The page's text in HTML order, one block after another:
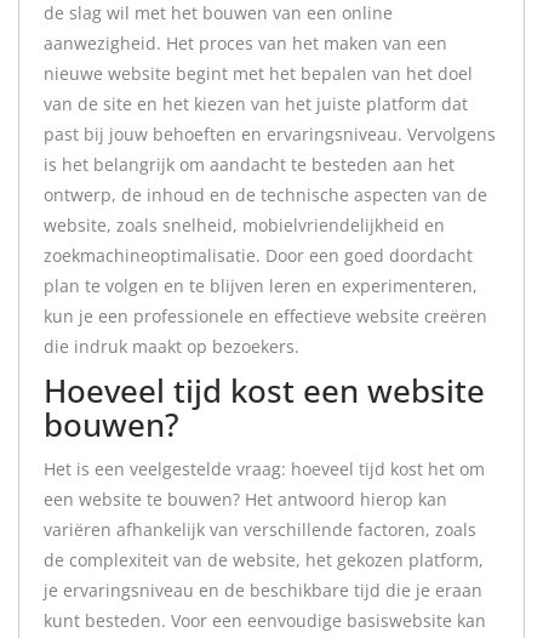
de slag wil met het bouwen van een online
aanwezigheid. Het proces van het maken van een
nieuwe website begint met het bepalen van het doel
van de site en het kiezen van het juiste platform dat
past bij jouw behoeften en ervaringsniveau. Vervolgens
is het belangrijk om aandacht te besteden aan het
ontwerp, de inhoud en de technische aspecten van de
website, zoals snelheid, mobielvriendelijkheid en
zoekmachineoptimalisatie. Door een goed doordacht
plan te volgen en te blijven leren en experimenteren,
kun je een professionele en effectieve website creëren
die indruk maakt op bezoekers.
Hoeveel tijd kost een website
bouwen?
Het is een veelgestelde vraag: hoeveel tijd kost het om
een website te bouwen? Het antwoord hierop kan
variëren afhankelijk van verschillende factoren, zoals
de complexiteit van de website, het gekozen platform,
je ervaringsniveau en de beschikbare tijd die je eraan
kunt besteden. Voor een eenvoudige basiswebsite kan